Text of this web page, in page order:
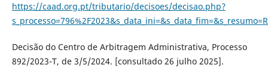
https://caad.org.pt/tributario/decisoes/decisao.php?
Decisão do Centro de Arbitragem Administrativa, Processo
892/2023-T, de 3/5/2024. [consultado 26 julho 2025].